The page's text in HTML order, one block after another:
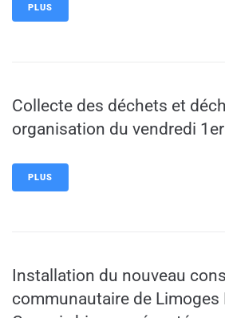
PLUS
Collecte des déchets et
organisation du vendredi
PLUS
Installation du nouveau
communautaire de Limoges